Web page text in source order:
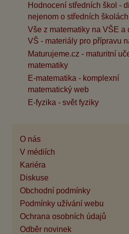
Hodnocení středních škol -
nejenom o středních školách
Vše z matematiky na VŠE a
VŠ - materiály pro přípravu
Maturujeme.cz - maturitní
matematiky
E-matematika - komplexní
matematický web
E-fyzika - svět fyziky
O nás
V médiích
Kariéra
Diskuse
Obchodní podmínky
Podmínky užívání webu
Ochrana osobních údajů
Odběr novinek